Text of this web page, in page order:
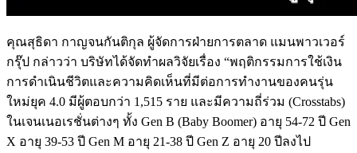
คุณสุธิดา กาญจนกันติกุล ผู้จัดการฝ่ายการตลาด แมนพาวเวอร์
กรุ๊ป กล่าวว่า บริษัทได้จัดทำผลวิจัยเรื่อง “พฤติกรรมการใช้เงิน
การดำเนินชีวิตและความคิดเห็นที่มีต่อการทำงานของคนรุ่น
ใหม่ยุค 4.0 มีผู้ตอบกว่า 1,515 ราย และมีความถี่ร่วม (Crosstabs)
ในเจนเนอเรชั่นต่างๆ ทั้ง Gen B (Baby Boomer) อายุ 54-72 ปี Gen
X อายุ 39-53 ปี Gen M อายุ 21-38 ปี Gen Z อายุ 20 ปีลงไป